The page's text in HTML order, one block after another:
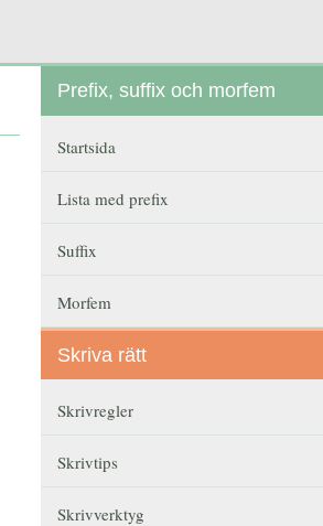
Prefix, suffix och morfem
Startsida
Lista med prefix
Suffix
Morfem
Skriva rätt
Skrivregler
Skrivtips
Skrivverktyg